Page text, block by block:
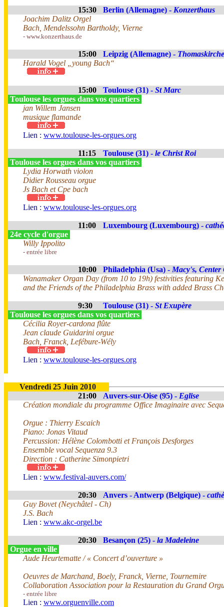
15:30 Berlin (Allemagne) - Konzerthaus
Joachim Dalitz Orgel
Bach, Mendelssohn Bartholdy, Vierne
- www.konzerthaus.de
15:00 Leipzig (Allemagne) - Thomaskirche
Harald Vogel „young Bach“
15:00 Toulouse (31) - St Marc
Toulouse les orgues dans vos quartiers
jan Willem Jansen
musique flamande
Lien : www.toulouse-les-orgues.org
11:15 Toulouse (31) - le Christ Roi
Toulouse les orgues dans vos quartiers
Lydia Horwath violon
Didier Rousseau orgue
Js Bach et Cpe bach
Lien : www.toulouse-les-orgues.org
11:00 Luxembourg (Luxembourg) -
24e cycle d'orgue
Willy Ippolito
- entrée libre
10:00 Philadelphia (Usa) - Macy's, Center
Wanamaker Organ Day (from 10 to 19h) festivities featuring
and the Friends of the Philadelphia Brass with added Brass
9:30 Toulouse (31) - St Exupère
Toulouse les orgues dans vos quartiers
Cécilia Royer-cardona flûte
Jean claude Guidarini orgue
Bach, Franck, Lefébure-Wély
Lien : www.toulouse-les-orgues.org
Vendredi 25 Juin 2010
21:00
Auvers-sur-Oise (95) - Eglise
Création mondiale du programme Office Imaginaire avec
Orgue : Thierry Escaich
Piano: Jonas Vitaud
Percussion: Hélène Colombotti et François Desforges
Ensemble vocal Sequenza 9.3
Direction : Catherine Simonpietri
Lien : www.festival-auvers.com/
20:30 Anvers - Antwerp (Belgique) -
Guy Bovet (Neychâtel - Ch)
J.S. Bach
Lien : www.akc-orgel.be
20:30 Besançon (25) - la Madeleine
Orgue en ville
Aude Heurtematte / « Concert d’ouverture »
Oeuvres de Marchand, Boely, Franck, Vierne, Tournemire
Collaboration Association pour la Restauration du Grand
- entrée libre
Lien : www.orguenville.com